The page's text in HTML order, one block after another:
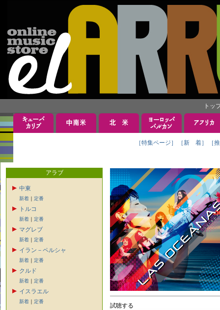
トッ
［特集ページ］ ［新 着］ ［
アラブ
中東
新着 ｜ 定番
トルコ
新着 ｜ 定番
マグレブ
新着 ｜ 定番
イラン－ペルシャ
新着 ｜ 定番
クルド
新着 ｜ 定番
イスラエル
新着 ｜ 定番
試聴する